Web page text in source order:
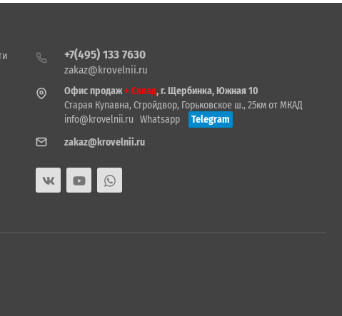
+7(495) 133 7630
zakaz@krovelnii.ru
Офис продаж+ Склад, г. Щербинка, Южная 10
Старая Купавна, Стройдвор, Горьковское ш., 25км от МКАД
info@krovelnii.ru
Whatsapp
Telegram
zakaz@krovelnii.ru